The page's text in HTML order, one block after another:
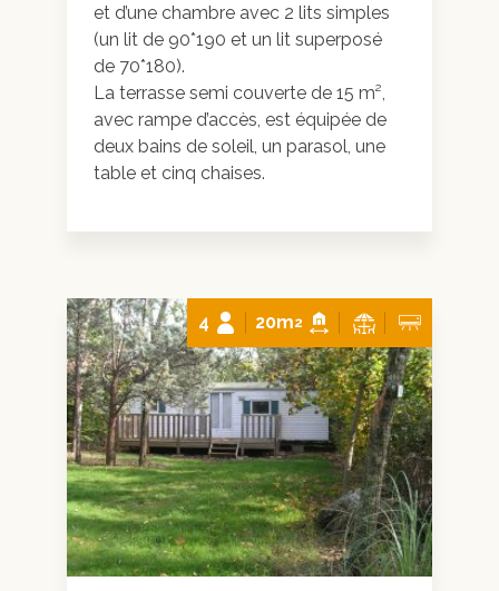
et d’une chambre avec 2 lits simples
(un lit de 90*190 et un lit superposé
de 70*180).
La terrasse semi couverte de 15 m²,
avec rampe d’accès, est équipée de
deux bains de soleil, un parasol, une
table et cinq chaises.
4 20m2